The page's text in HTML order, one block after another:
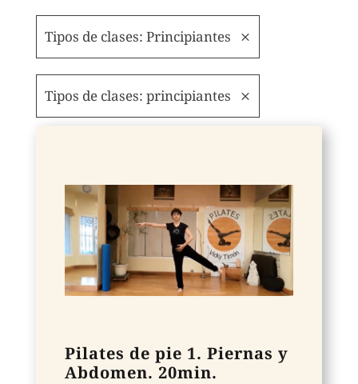
Tipos de clases: Principiantes
Tipos de clases: principiantes
Pilates de pie 1. Piernas y
Abdomen. 20min.